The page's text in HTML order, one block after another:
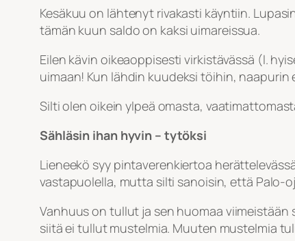
Kesäkuu on lähtenyt rivakasti käyntiin.
tämän kuun saldo on kaksi uimareissua.
Eilen kävin oikeaoppisesti virkistävässä (l.
uimaan! Kun lähdin kuudeksi töihin,
Silti olen oikein ylpeä omasta,
Sähläsin ihan hyvin – tytöksi
Lieneekö syy pintaverenkiertoa
vastapuolella, mutta silti sanoisin, että Palo-
Vanhuus on tullut ja sen huomaa
siitä ei tullut mustelmia. Muuten mustelmia